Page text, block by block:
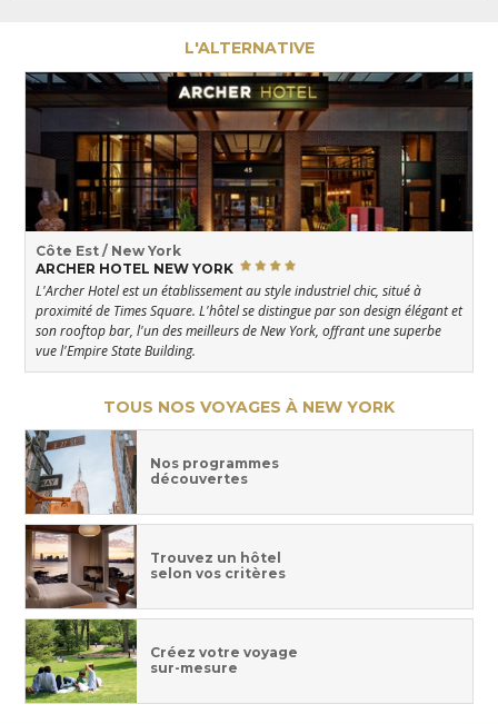
L'ALTERNATIVE
Côte Est / New York
ARCHER HOTEL NEW YORK
L'Archer Hotel est un établissement au style industriel chic, situé à
proximité de Times Square. L'hôtel se distingue par son design élégant et
son rooftop bar, l'un des meilleurs de New York, offrant une superbe
vue l'Empire State Building.
TOUS NOS VOYAGES À NEW YORK
Nos programmes
découvertes
Trouvez un hôtel
selon vos critères
Créez votre voyage
sur-mesure